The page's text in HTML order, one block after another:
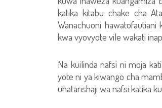
katika kitabu chake cha
Wanachuoni
kwa vyovyote vile wakati
Na kuilinda nafsi ni moja
yote ni ya kiwango cha
uhatarishaji wa nafsi katika